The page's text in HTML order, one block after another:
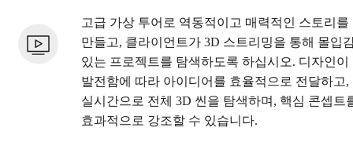
고급 가상 투어로 역동적이고 매력적인 스토리를
만들고, 클라이언트가 3D 스트리밍을 통해 몰입
있는 프로젝트를 탐색하도록 하십시오. 디자인이
발전함에 따라 아이디어를 효율적으로 전달하고,
실시간으로 전체 3D 씬을 탐색하며, 핵심 콘셉트
효과적으로 강조할 수 있습니다.